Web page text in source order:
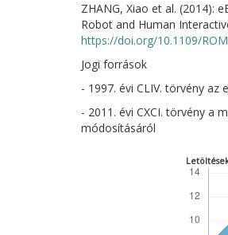
ZHANG, Xiao et al. (2014):
Robot and Human
https://doi.org/10.1109/
Jogi források
- 1997. évi CLIV. törvény az
- 2011. évi CXCI. törvény a
módosításáról